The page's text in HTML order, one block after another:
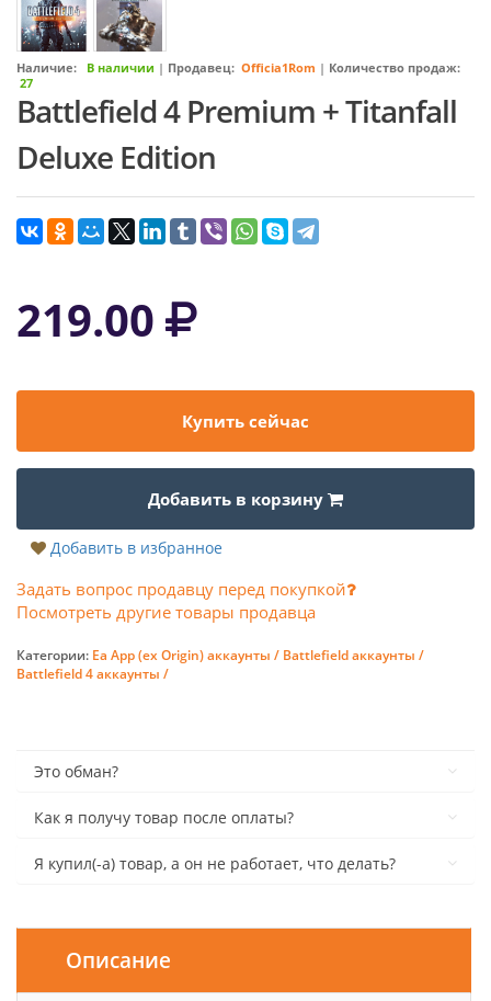
Наличие: В наличии | Продавец: Officia1Rom | Количество продаж:
27
Battlefield 4 Premium + Titanfall
Deluxe Edition
219.00
Купить сейчас
Добавить в корзину
Добавить в избранное
Задать вопрос продавцу перед покупкой
Посмотреть другие товары продавца
Категории: Ea App (ex Origin) аккаунты / Battlefield аккаунты /
Battlefield 4 аккаунты /
Это обман?
Как я получу товар после оплаты?
Я купил(-а) товар, а он не работает, что делать?
Описание